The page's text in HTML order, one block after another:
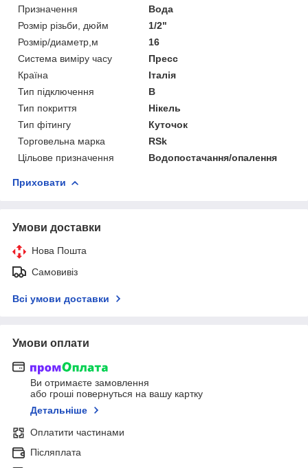
Призначення
Вода
Розмір різьби, дюйм
1/2"
Розмір/диаметр,м
16
Система виміру часу
Пресс
Країна
Італія
Тип підключення
В
Тип покриття
Нікель
Тип фітингу
Куточок
Торговельна марка
RSk
Цільове призначення
Водопостачання/опалення
Приховати
Умови доставки
Нова Пошта
Самовивіз
Всі умови доставки
Умови оплати
Ви отримаєте замовлення
або гроші повернуться на вашу картку
Детальніше
Оплатити частинами
Післяплата